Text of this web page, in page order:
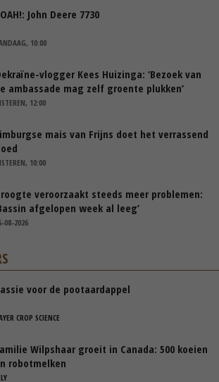
John Deere 7730
10:00
vlogger Kees Huizinga: ‘Bezoek van
ambassade mag zelf groente plukken’
12:00
mais van Frijns doet het verrassend
10:00
veroorzaakt steeds meer problemen:
afgelopen week al leeg’
08-2026
voor de pootaardappel
CROP SCIENCE
Wilpshaar groeit in Canada: 500 koeien
robotmelken